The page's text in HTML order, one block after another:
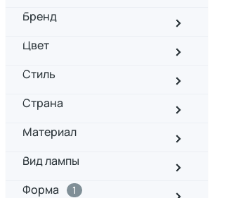
Бренд
Цвет
Стиль
Страна
Материал
Вид лампы
Форма
1